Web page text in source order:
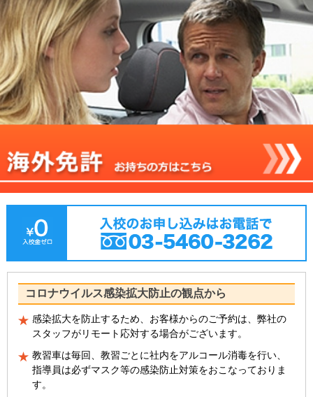
コロナウイルス感染拡大防止の観点から
感染拡大を防止するため、お客様からのご予約は、弊社の
スタッフがリモート応対する場合がございます。
教習車は毎回、教習ごとに社内をアルコール消毒を行い、
指導員は必ずマスク等の感染防止対策をおこなっておりま
す。